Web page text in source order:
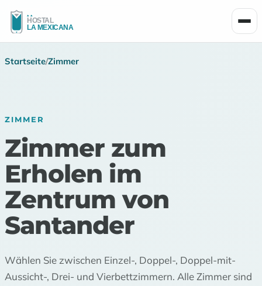
Startseite/Zimmer
ZIMMER
Zimmer zum
Erholen im
Zentrum von
Santander
Wählen Sie zwischen Einzel-, Doppel-, Doppel-mit-
Aussicht-, Drei- und Vierbettzimmern. Alle Zimmer sind